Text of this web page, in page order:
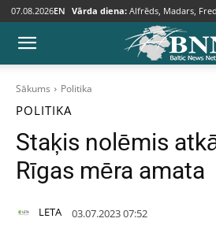
07.08.2026EN Vārda diena: Alfrēds, Madars,
Sākums Politika
POLITIKA
Staķis nolēmis
Rīgas mēra amata
LETA 03.07.2023 07:52